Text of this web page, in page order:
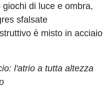
di luce e ombra,
sfalsate
è misto in acciaio
l'atrio a tutta altezza